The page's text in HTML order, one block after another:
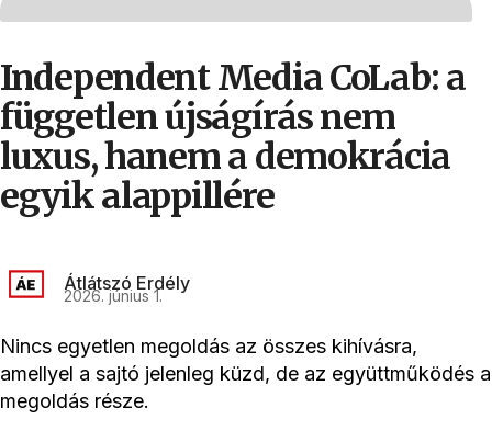
Independent Media CoLab: a
független újságírás nem
luxus, hanem a demokrácia
egyik alappillére
Átlátszó Erdély
2026. június 1.
Nincs egyetlen megoldás az összes kihívásra,
amellyel a sajtó jelenleg küzd, de az együttműködés a
megoldás része.